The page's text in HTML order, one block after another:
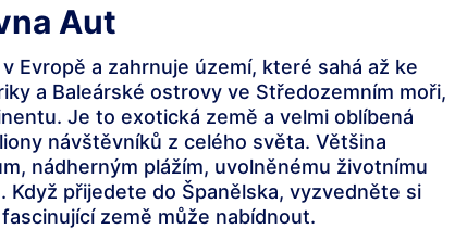
Aut
Evropě a zahrnuje území, které sahá až ke
a Baleárské ostrovy ve Středozemním moři,
Je to exotická země a velmi oblíbená
návštěvníků z celého světa. Většina
nádherným plážím, uvolněnému životnímu
přijedete do Španělska, vyzvedněte si
země může nabídnout.